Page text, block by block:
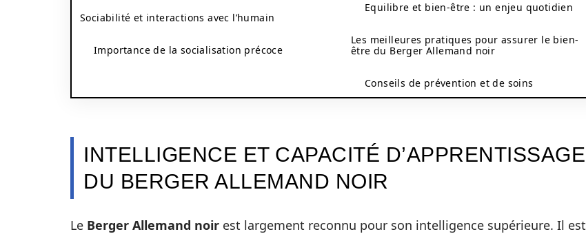
Sociabilité et interactions avec l’humain
Importance de la socialisation précoce
Equilibre et bien-être : un enjeu quotidien
Les meilleures pratiques pour assurer le bien-
être du Berger Allemand noir
Conseils de prévention et de soins
INTELLIGENCE ET CAPACITÉ D’APPRENTISSAGE
DU BERGER ALLEMAND NOIR
Le Berger Allemand noir est largement reconnu pour son intelligence supérieure. Il est